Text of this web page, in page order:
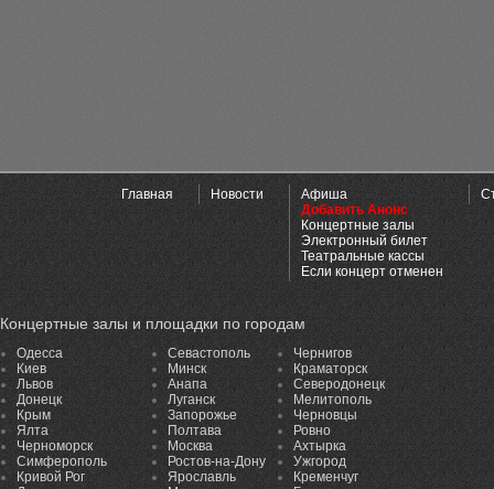
Главная Новости
Афиша
Добавить Анонс
Концертные залы
Электронный билет
Театральные кассы
Если концерт отменен
Концертные залы и площадки по городам
Одесса
Киев
Львов
Донецк
Крым
Ялта
Черноморск
Симферополь
Кривой Рог
Севастополь
Минск
Анапа
Луганск
Запорожье
Полтава
Москва
Ростов-на-Дону
Ярославль
Чернигов
Краматорск
Северодонецк
Мелитополь
Черновцы
Ровно
Ахтырка
Ужгород
Кременчуг